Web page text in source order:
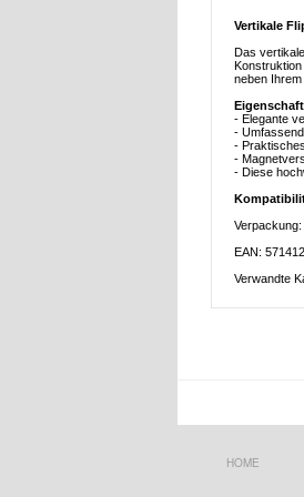
Vertikale
Das
neben
- Elegante
-
-
-
- Diese
Verpackung:
EAN:
Verwandte
HOME